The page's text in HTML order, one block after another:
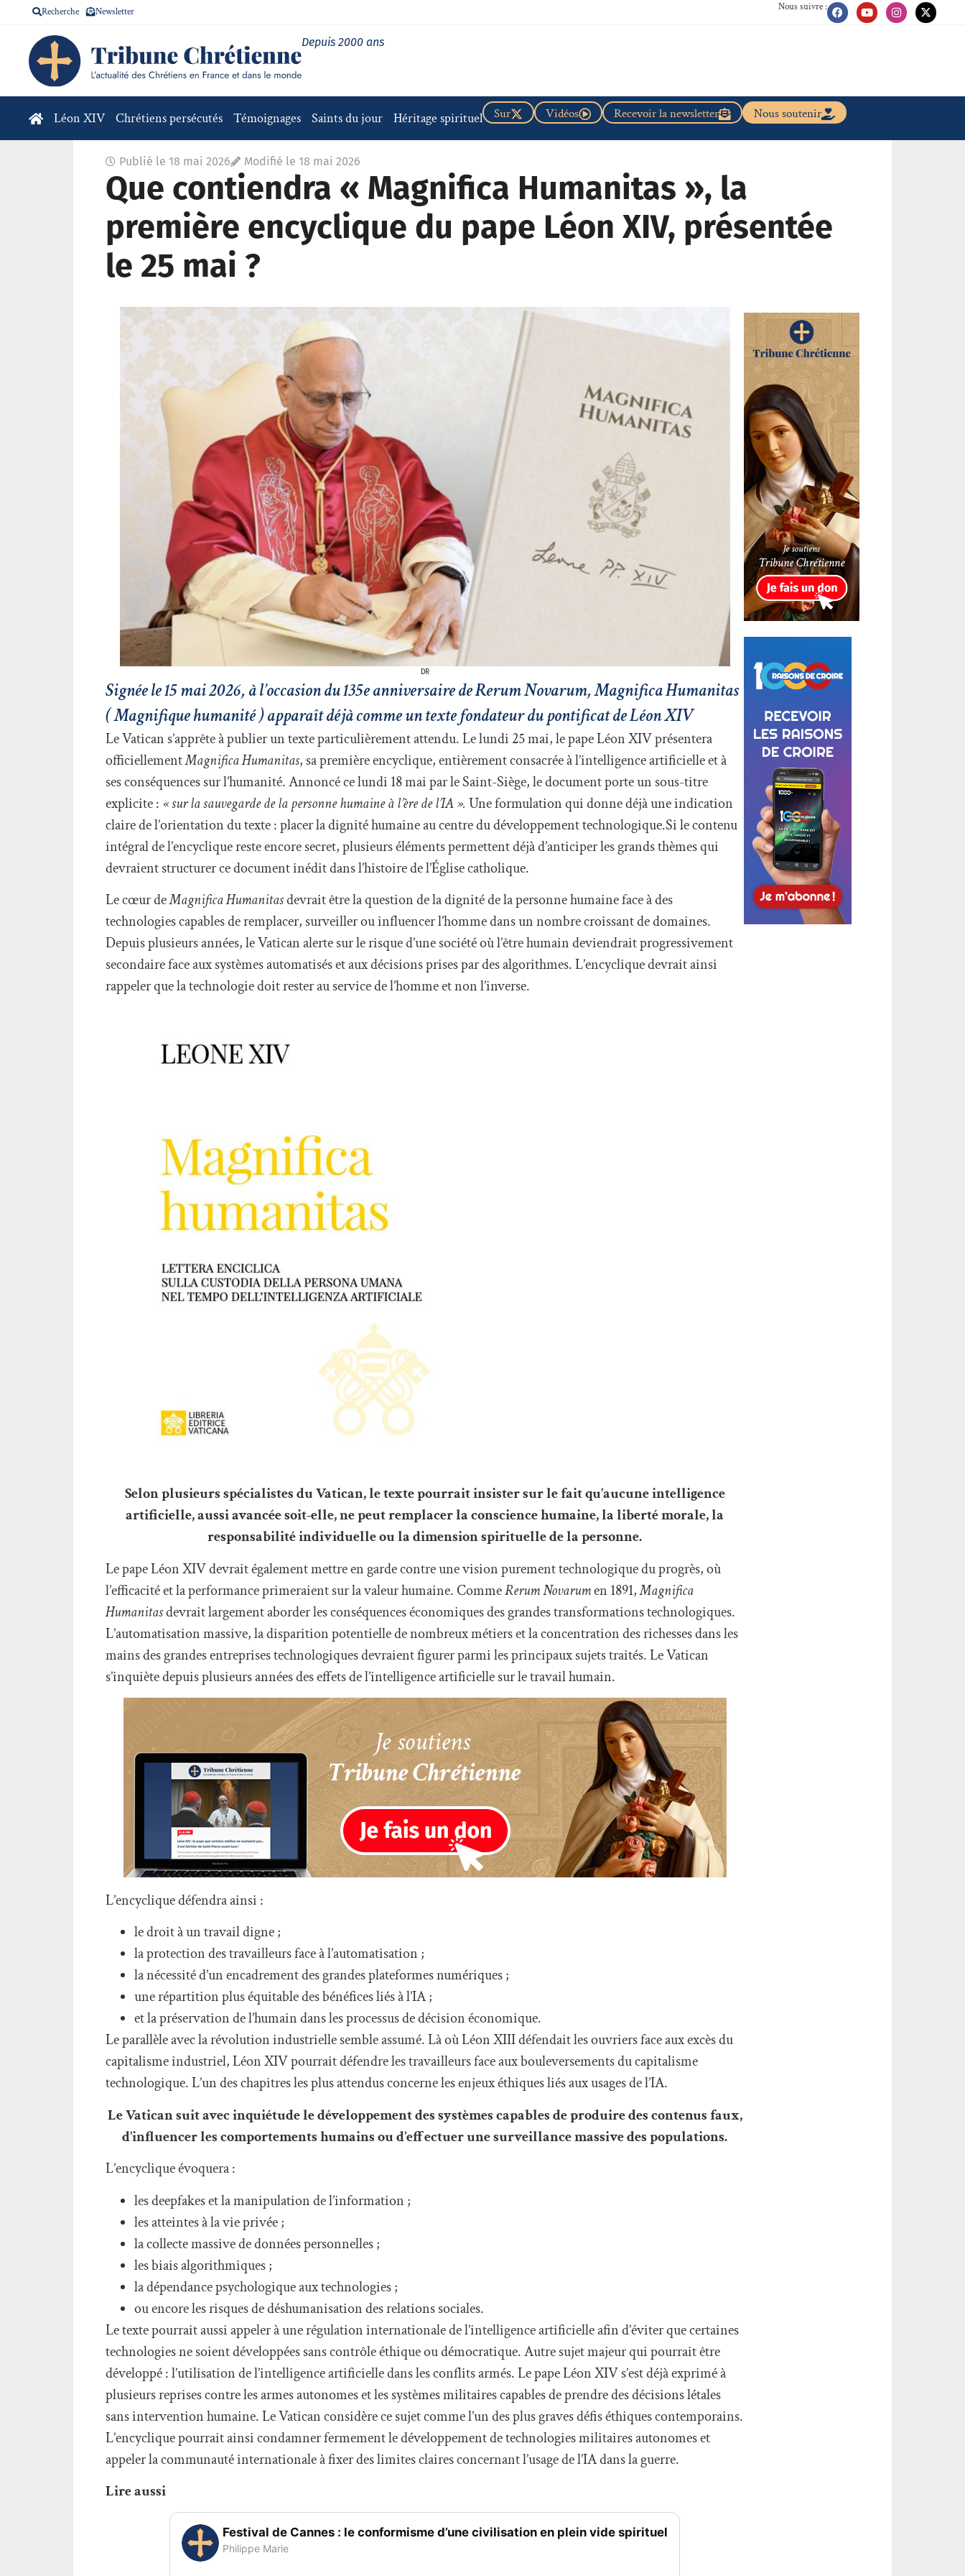
Recherche Newsletter Nous suivre :
Depuis 2000 ans
Léon XIV Chrétiens persécutés Témoignages Saints du jour Héritage spirituel Nous soutenir
Recevoir la newsletter
Vidéos
Sur
Publié le 18 mai 2026 Modifié le 18 mai 2026
Que contiendra « Magnifica Humanitas », la
première encyclique du pape Léon XIV, présentée
le 25 mai ?
DR
Signée le 15 mai 2026, à l’occasion du 135e anniversaire de Rerum Novarum, Magnifica Humanitas
( Magnifique humanité ) apparaît déjà comme un texte fondateur du pontificat de Léon XIV
Le Vatican s’apprête à publier un texte particulièrement attendu. Le lundi 25 mai, le pape Léon XIV présentera
officiellementMagnifica Humanitas, sa première encyclique, entièrement consacrée à l’intelligence artificielle et à
ses conséquences sur l’humanité. Annoncé ce lundi 18 mai par le Saint-Siège, le document porte un sous-titre
explicite : « sur la sauvegarde de la personne humaine à l’ère de l’IA ». Une formulation qui donne déjà une indication
claire de l’orientation du texte : placer la dignité humaine au centre du développement technologique.Si le contenu
intégral de l’encyclique reste encore secret, plusieurs éléments permettent déjà d’anticiper les grands thèmes qui
devraient structurer ce document inédit dans l’histoire de l’Église catholique.
Le cœur deMagnifica Humanitasdevrait être la question de la dignité de la personne humaine face à des
technologies capables de remplacer, surveiller ou influencer l’homme dans un nombre croissant de domaines.
Depuis plusieurs années, le Vatican alerte sur le risque d’une société où l’être humain deviendrait progressivement
secondaire face aux systèmes automatisés et aux décisions prises par des algorithmes. L’encyclique devrait ainsi
rappeler que la technologie doit rester au service de l’homme et non l’inverse.
Selon plusieurs spécialistes du Vatican, le texte pourrait insister sur le fait qu’aucune intelligence
artificielle, aussi avancée soit-elle, ne peut remplacer la conscience humaine, la liberté morale, la
responsabilité individuelle ou la dimension spirituelle de la personne.
Le pape Léon XIV devrait également mettre en garde contre une vision purement technologique du progrès, où
l’efficacité et la performance primeraient sur la valeur humaine. CommeRerum Novarumen 1891,Magnifica
Humanitasdevrait largement aborder les conséquences économiques des grandes transformations technologiques.
L’automatisation massive, la disparition potentielle de nombreux métiers et la concentration des richesses dans les
mains des grandes entreprises technologiques devraient figurer parmi les principaux sujets traités. Le Vatican
s’inquiète depuis plusieurs années des effets de l’intelligence artificielle sur le travail humain.
L’encyclique défendra ainsi :
le droit à un travail digne ;
la protection des travailleurs face à l’automatisation ;
la nécessité d’un encadrement des grandes plateformes numériques ;
une répartition plus équitable des bénéfices liés à l’IA ;
et la préservation de l’humain dans les processus de décision économique.
Le parallèle avec la révolution industrielle semble assumé. Là où Léon XIII défendait les ouvriers face aux excès du
capitalisme industriel, Léon XIV pourrait défendre les travailleurs face aux bouleversements du capitalisme
technologique. L’un des chapitres les plus attendus concerne les enjeux éthiques liés aux usages de l’IA.
Le Vatican suit avec inquiétude le développement des systèmes capables de produire des contenus faux,
d’influencer les comportements humains ou d’effectuer une surveillance massive des populations.
L’encyclique évoquera :
les deepfakes et la manipulation de l’information ;
les atteintes à la vie privée ;
la collecte massive de données personnelles ;
les biais algorithmiques ;
la dépendance psychologique aux technologies ;
ou encore les risques de déshumanisation des relations sociales.
Le texte pourrait aussi appeler à une régulation internationale de l’intelligence artificielle afin d’éviter que certaines
technologies ne soient développées sans contrôle éthique ou démocratique. Autre sujet majeur qui pourrait être
développé : l’utilisation de l’intelligence artificielle dans les conflits armés. Le pape Léon XIV s’est déjà exprimé à
plusieurs reprises contre les armes autonomes et les systèmes militaires capables de prendre des décisions létales
sans intervention humaine. Le Vatican considère ce sujet comme l’un des plus graves défis éthiques contemporains.
L’encyclique pourrait ainsi condamner fermement le développement de technologies militaires autonomes et
appeler la communauté internationale à fixer des limites claires concernant l’usage de l’IA dans la guerre.
Lire aussi